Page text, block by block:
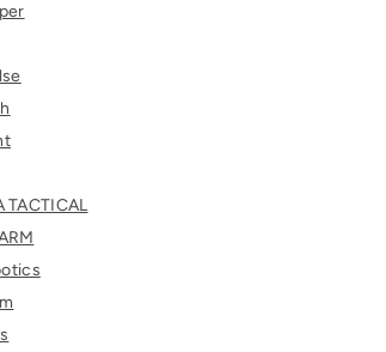
TACTICAL